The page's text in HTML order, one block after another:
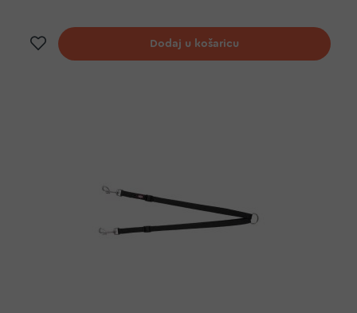
Dodaj na listu želja
Dodaj u košaricu